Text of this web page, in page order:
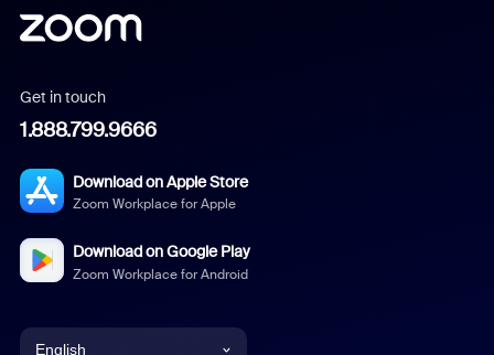
Get in touch
1.888.799.9666
Download on Apple Store
Zoom Workplace for Apple
Download on Google Play
Zoom Workplace for Android
English